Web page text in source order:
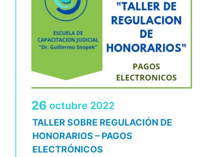
26 octubre 2022
TALLER SOBRE REGULACIÓN DE
HONORARIOS – PAGOS
ELECTRÓNICOS